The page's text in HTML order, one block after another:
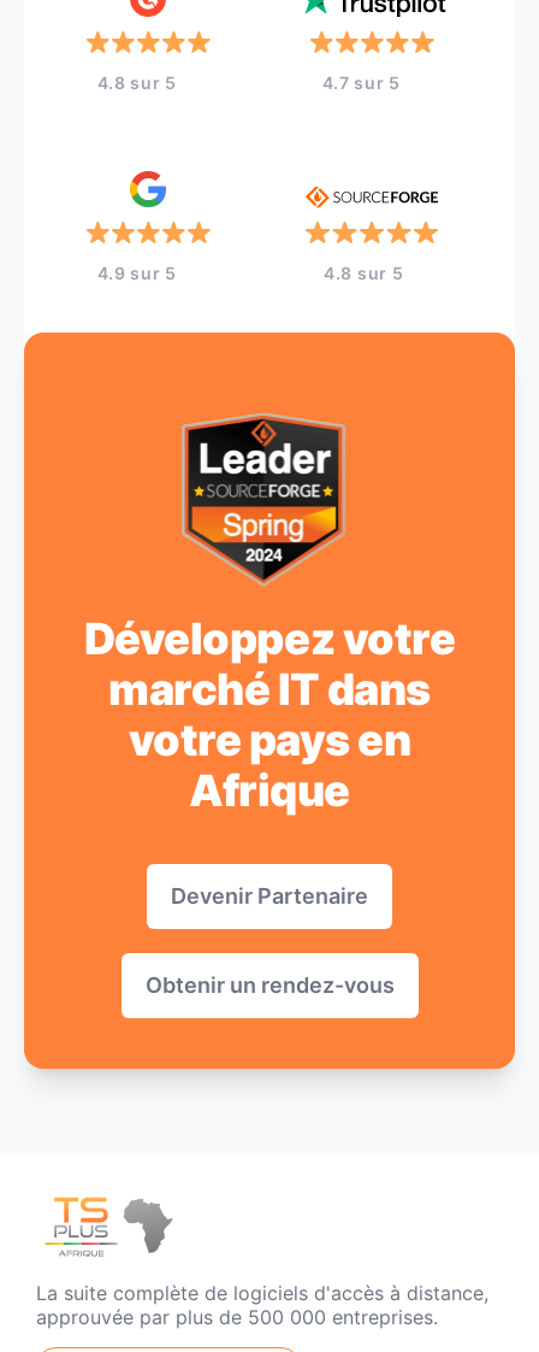
4.8 sur 5 4.7 sur 5
4.9 sur 5 4.8 sur 5
Développez votre
marché IT dans
votre pays en
Afrique
Devenir Partenaire
Obtenir un rendez-vous
La suite complète de logiciels d'accès à distance,
approuvée par plus de 500 000 entreprises.